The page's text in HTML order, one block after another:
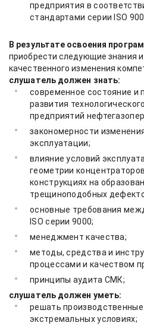
предприятия в
стандартами серии ISO
В результате освоения
приобрести следующие знания
качественного изменения
слушатель должен знать:
современное состояние и
развития
предприятий
закономерности
эксплуатации;
влияние условий
геометрии
конструкциях на
трещиноподобных
основные требования
ISO серии 9000;
менеджмент качества;
методы, средства и
процессами и качеством
принципы аудита СМК;
слушатель должен уметь:
решать
экстремальных условиях;